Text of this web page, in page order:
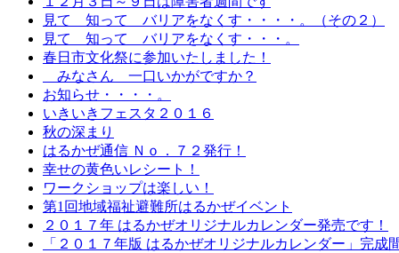
見て 知って バリアをなくす・・・・。（その２）
見て 知って バリアをなくす・・・。
春日市文化祭に参加いたしました！
みなさん 一口いかがですか？
お知らせ・・・・。
いきいきフェスタ２０１６
秋の深まり
はるかぜ通信 Ｎｏ．７２発行！
幸せの黄色いレシート！
ワークショップは楽しい！
第1回地域福祉避難所はるかぜイベント
２０１７年 はるかぜオリジナルカレンダー発売です！
「２０１７年版 はるかぜオリジナルカレンダー」完成